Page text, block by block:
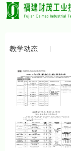
教学动态